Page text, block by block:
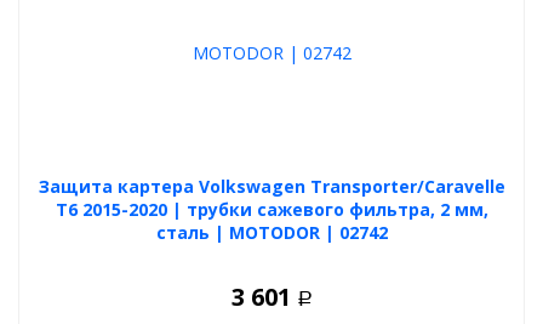
Защита картера Volkswagen Transporter/Caravelle
T6 2015-2020 | трубки сажевого фильтра, 2 мм,
сталь | MOTODOR | 02742
3 601 Р